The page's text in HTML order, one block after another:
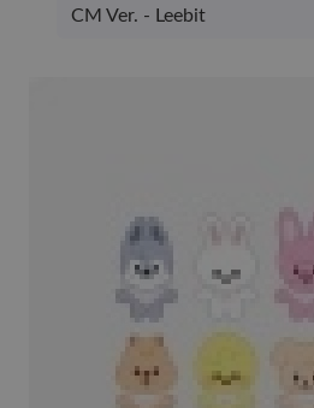
CM Ver. - Leebit